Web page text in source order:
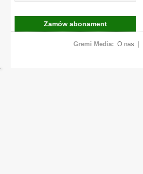
Zamów abonament
Gremi Media: O nas